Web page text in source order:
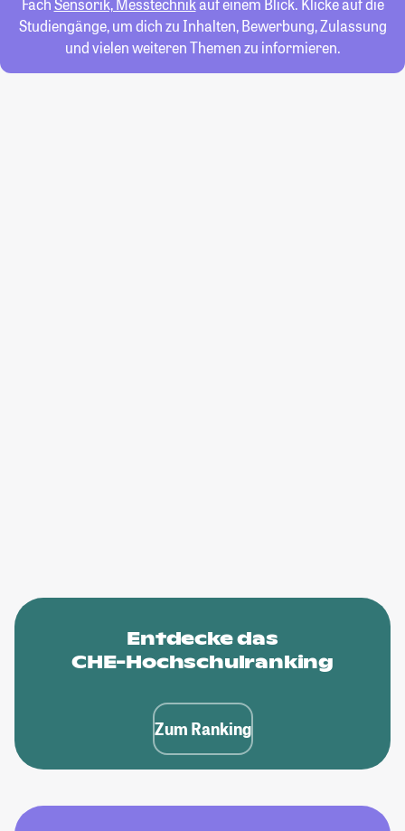
FachSensorik, Messtechnikauf einem Blick. Klicke auf die
Studiengänge, um dich zu Inhalten, Bewerbung, Zulassung
und vielen weiteren Themen zu informieren.
Entdecke das
CHE-Hochschulranking
Zum Ranking